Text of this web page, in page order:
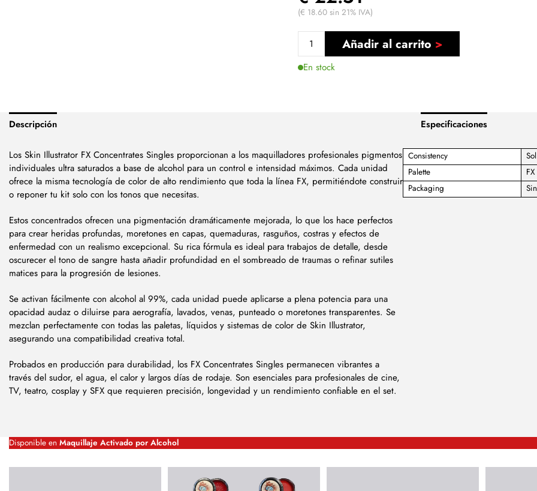
(€ 18.60 sin 21% IVA)
Añadir al carrito
En stock
Descripción Especificaciones
Los Skin Illustrator FX Concentrates Singles proporcionan a los maquilladores profesionales pigmentos
individuales ultra saturados a base de alcohol para un control e intensidad máximos. Cada unidad
ofrece la misma tecnología de color de alto rendimiento que toda la línea FX, permitiéndote construir
o reponer tu kit solo con los tonos que necesitas.
Estos concentrados ofrecen una pigmentación dramáticamente mejorada, lo que los hace perfectos
para crear heridas profundas, moretones en capas, quemaduras, rasguños, costras y efectos de
enfermedad con un realismo excepcional. Su rica fórmula es ideal para trabajos de detalle, desde
oscurecer el tono de sangre hasta añadir profundidad en el sombreado de traumas o refinar sutiles
matices para la progresión de lesiones.
Se activan fácilmente con alcohol al 99%, cada unidad puede aplicarse a plena potencia para una
opacidad audaz o diluirse para aerografía, lavados, venas, punteado o moretones transparentes. Se
mezclan perfectamente con todas las paletas, líquidos y sistemas de color de Skin Illustrator,
asegurando una compatibilidad creativa total.
Probados en producción para durabilidad, los FX Concentrates Singles permanecen vibrantes a
través del sudor, el agua, el calor y largos días de rodaje. Son esenciales para profesionales de cine,
TV, teatro, cosplay y SFX que requieren precisión, longevidad y un rendimiento confiable en el set.
Consistency
Palette
FX
Packaging
Disponible en Maquillaje Activado por Alcohol